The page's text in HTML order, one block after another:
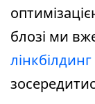
блозі ми
лінкбілдинг